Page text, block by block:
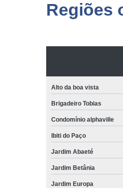
Regiões
Alto da boa vista
Brigadeiro Tobias
Condomínio alphaville
Ibiti do Paço
Jardim Abaeté
Jardim Betânia
Jardim Europa